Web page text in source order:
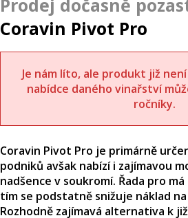
Coravin Pivot Pro
Je nám líto, ale produkt již
nabídce daného vinařství
ročníky.
Coravin Pivot Pro je primárně
podniků avšak nabízí i zajímavou
nadšence v soukromí. Řada pro
tím se podstatně snižuje náklad
Rozhodně zajímavá alternativa k